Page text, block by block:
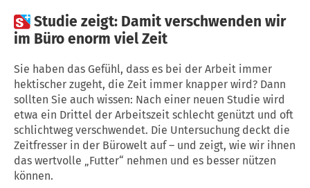
Studie zeigt: Damit verschwenden wir
im Büro enorm viel Zeit
Sie haben das Gefühl, dass es bei der Arbeit immer
hektischer zugeht, die Zeit immer knapper wird? Dann
sollten Sie auch wissen: Nach einer neuen Studie wird
etwa ein Drittel der Arbeitszeit schlecht genützt und oft
schlichtweg verschwendet. Die Untersuchung deckt die
Zeitfresser in der Bürowelt auf – und zeigt, wie wir ihnen
das wertvolle „Futter“ nehmen und es besser nützen
können.